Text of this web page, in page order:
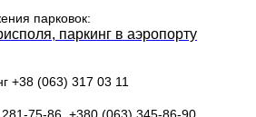
парковок:
+38 (063) 317 03 11